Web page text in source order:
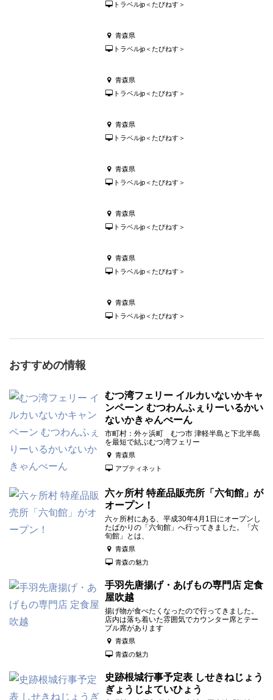
トラベルjp＜たびねす＞
青森県
トラベルjp＜たびねす＞
青森県
トラベルjp＜たびねす＞
青森県
トラベルjp＜たびねす＞
青森県
トラベルjp＜たびねす＞
青森県
トラベルjp＜たびねす＞
青森県
トラベルjp＜たびねす＞
青森県
トラベルjp＜たびねす＞
おすすめの情報
むつ湾フェリー イルカいないかキャ
ンペーン むつわんふぇりーいるかい
ないかきゃんぺーん
市町村：外ヶ浜町 むつ市 津軽半島と下北半島
を最短で結ぶむつ湾フェリー
青森県
アプティネット
六ヶ所村 特産品販売所「六旬館」が
オープン！
六ヶ所村にある、平成30年4月1日にオープンし
たばかりの「六旬館」へ行ってきました。「六
旬館」とは、
青森県
青森の魅力
手羽先唐揚げ・あげもの専門店 定食
屋吹越
揚げ物が食べたくなったので行ってきました。
店内は落ち着いた雰囲気でカウンター席とテー
ブル席があります
青森県
青森の魅力
史跡根城行事予定表 しせきねじょう
ぎょうじよていひょう